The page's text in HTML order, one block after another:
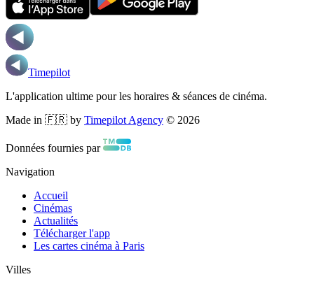
Timepilot
L'application ultime pour les horaires & séances de cinéma.
Made in 🇫🇷 by Timepilot Agency © 2026
Données fournies par
Navigation
Accueil
Cinémas
Actualités
Télécharger l'app
Les cartes cinéma à Paris
Villes